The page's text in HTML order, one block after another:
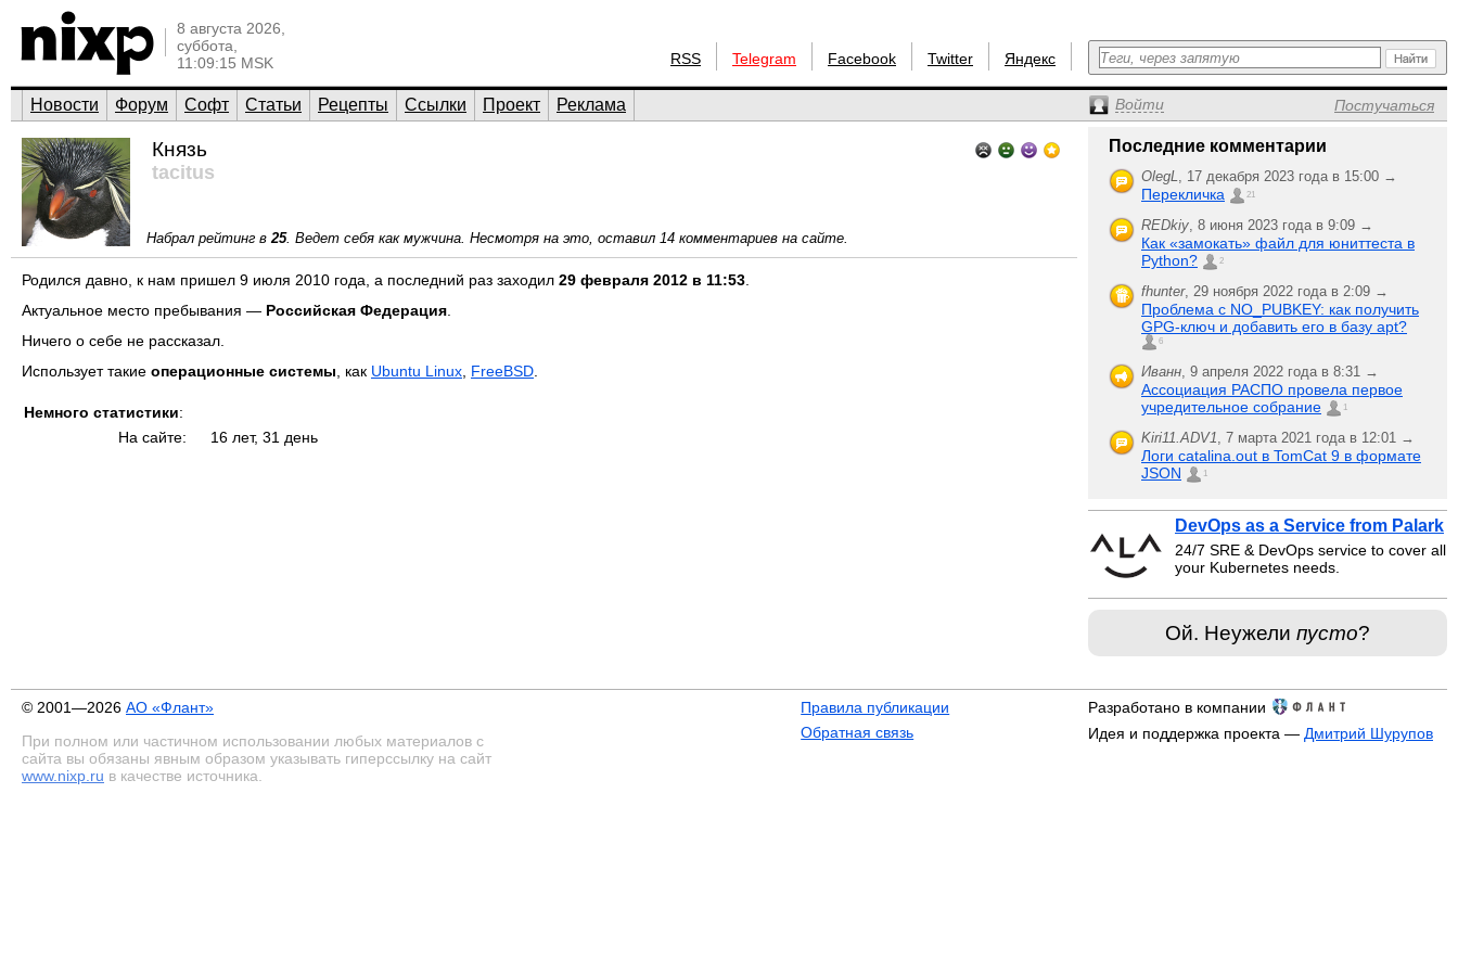
8 августа 2026,
суббота,
11:09:15 MSK
RSS Telegram Facebook Twitter Яндекс
Новости Форум Софт Статьи Рецепты Ссылки Проект Реклама Войти Постучаться
Князь
tacitus
Набрал рейтинг в25. Ведет себя как мужчина. Несмотря на это, оставил 14 комментариев на сайте.
Родился давно, к нам пришел 9 июля 2010 года, а последний раз заходил 29 февраля 2012 в 11:53
Актуальное место пребывания — Российская Федерация
Ничего о себе не рассказал.
Использует такие операционные системы , как Ubuntu Linux FreeBSD
Немного статистики:
На сайте:
16 лет, 31 день
Последние комментарии
OlegL, 17 декабря 2023 года в 15:00 →
Перекличка 21
REDkiy, 8 июня 2023 года в 9:09 →
Как «замокать» файл для юниттеста в
Python?
2
fhunter, 29 ноября 2022 года в 2:09 →
Проблема с NO_PUBKEY: как получить
GPG-ключ и добавить его в базу apt?
6
Иванн, 9 апреля 2022 года в 8:31 →
Ассоциация РАСПО провела первое
учредительное собрание
1
Kiri11.ADV1, 7 марта 2021 года в 12:01 →
Логи catalina.out в TomCat 9 в формате
JSON
1
DevOps as a Service from Palark
24/7 SRE & DevOps service to cover all
your Kubernetes needs.
Ой. Неужели пусто?
© 2001—2026 АО «Флант»
При полном или частичном использовании любых материалов с
сайта вы обязаны явным образом указывать гиперссылку на сайт
www.nixp.ru в качестве источника.
Правила публикации
Обратная связь
Разработано в компании
Идея и поддержка проекта — Дмитрий Шурупов